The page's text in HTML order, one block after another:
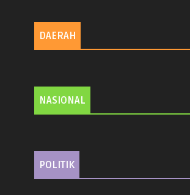
DAERAH
NASIONAL
POLITIK